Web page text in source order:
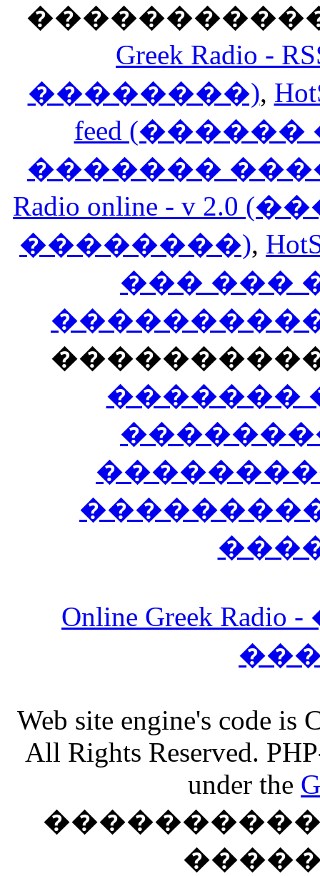
Greek Radio
��������),
feed
�������
Radio online - v
��������),
��� ���
�������
Online Greek
Web site engine's code
All Rights Reserved.
under the
����������